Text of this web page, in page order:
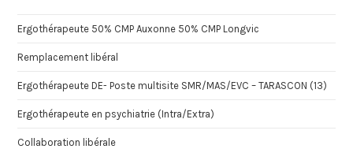
Ergothérapeute 50% CMP Auxonne 50% CMP Longvic
Remplacement libéral
Ergothérapeute DE- Poste multisite SMR/MAS/EVC – TARASCON (13)
Ergothérapeute en psychiatrie (Intra/Extra)
Collaboration libérale